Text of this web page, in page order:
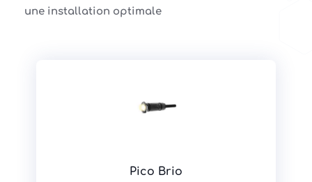
une installation optimale
Pico Brio